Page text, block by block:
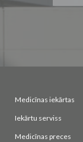
saņemšanai:
Medicīnas iekārtas
Iekārtu serviss
Medicīnas preces